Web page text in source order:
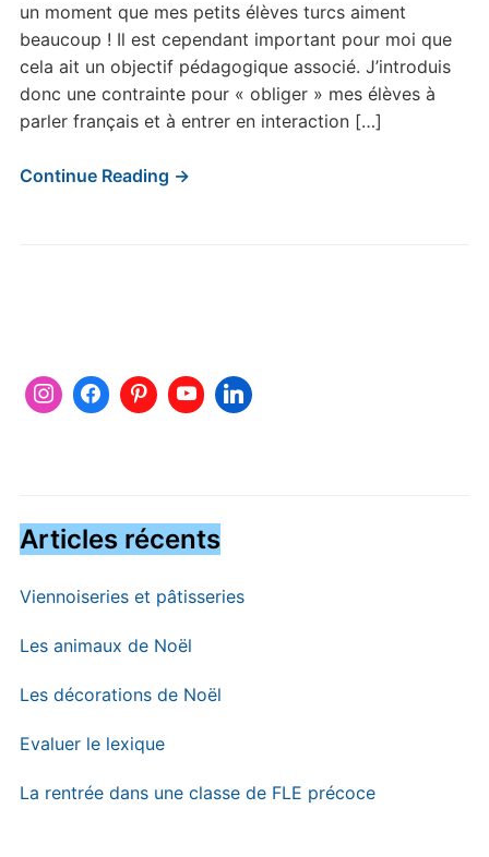
un moment que mes petits élèves turcs aiment
beaucoup ! Il est cependant important pour moi que
cela ait un objectif pédagogique associé. J’introduis
donc une contrainte pour « obliger » mes élèves à
parler français et à entrer en interaction […]
Continue Reading →
Articles récents
Viennoiseries et pâtisseries
Les animaux de Noël
Les décorations de Noël
Evaluer le lexique
La rentrée dans une classe de FLE précoce